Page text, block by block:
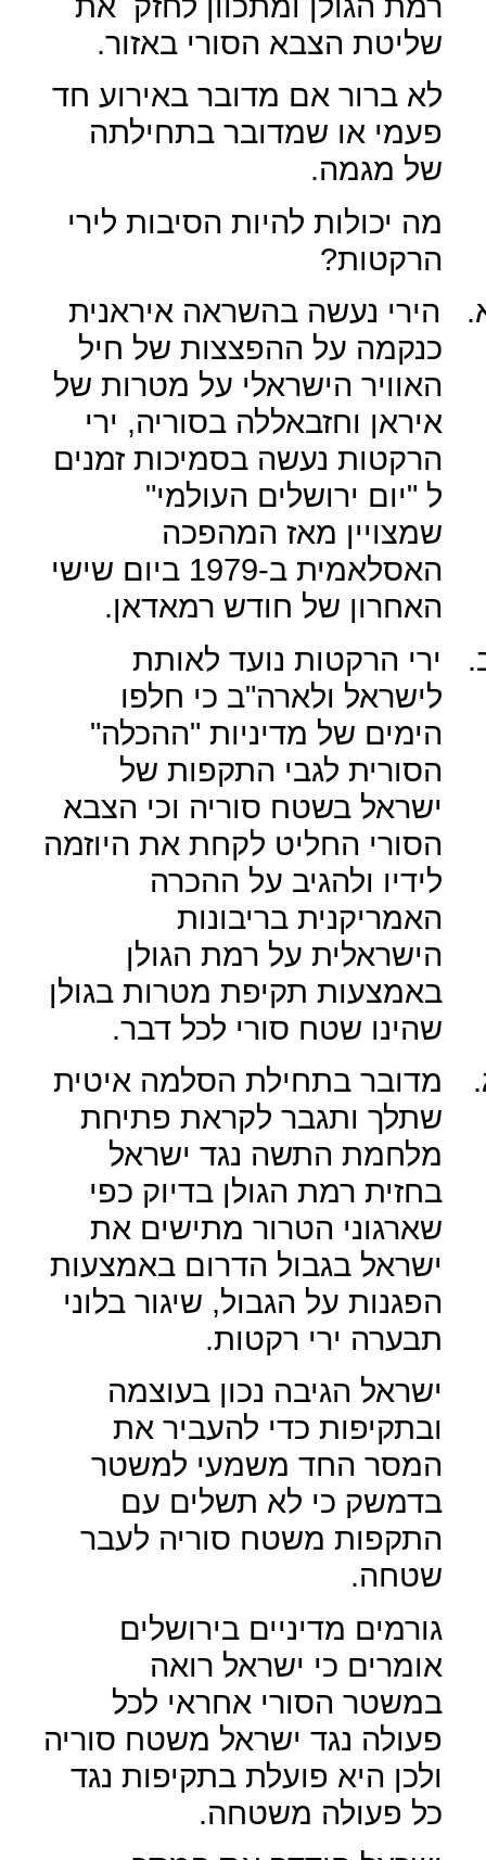
שליטת הצבא הסורי באזור.
לא ברור אם מדובר באירוע חד
פעמי או שמדובר בתחילתה
של מגמה.
מה יכולות להיות הסיבות לירי
הרקטות?
הירי נעשה בהשראה איראנית
כנקמה על ההפצצות של חיל
האוויר הישראלי על מטרות של
איראן וחזבאללה בסוריה, ירי
הרקטות נעשה בסמיכות זמנים
ל "יום ירושלים העולמי"
שמצויין מאז המהפכה
האסלאמית ב-1979 ביום שישי
האחרון של חודש רמאדאן.
ירי הרקטות נועד לאותת
לישראל ולארה"ב כי חלפו
הימים של מדיניות "ההכלה"
הסורית לגבי התקפות של
ישראל בשטח סוריה וכי הצבא
הסורי החליט לקחת את היוזמה
לידיו ולהגיב על ההכרה
האמריקנית בריבונות
הישראלית על רמת הגולן
באמצעות תקיפת מטרות בגולן
שהינו שטח סורי לכל דבר.
מדובר בתחילת הסלמה איטית
שתלך ותגבר לקראת פתיחת
מלחמת התשה נגד ישראל
בחזית רמת הגולן בדיוק כפי
שארגוני הטרור מתישים את
ישראל בגבול הדרום באמצעות
הפגנות על הגבול, שיגור בלוני
תבערה ירי רקטות.
ישראל הגיבה נכון בעוצמה
ובתקיפות כדי להעביר את
המסר החד משמעי למשטר
בדמשק כי לא תשלים עם
התקפות משטח סוריה לעבר
שטחה.
גורמים מדיניים בירושלים
אומרים כי ישראל רואה
במשטר הסורי אחראי לכל
פעולה נגד ישראל משטח סוריה
ולכן היא פועלת בתקיפות נגד
כל פעולה משטחה.